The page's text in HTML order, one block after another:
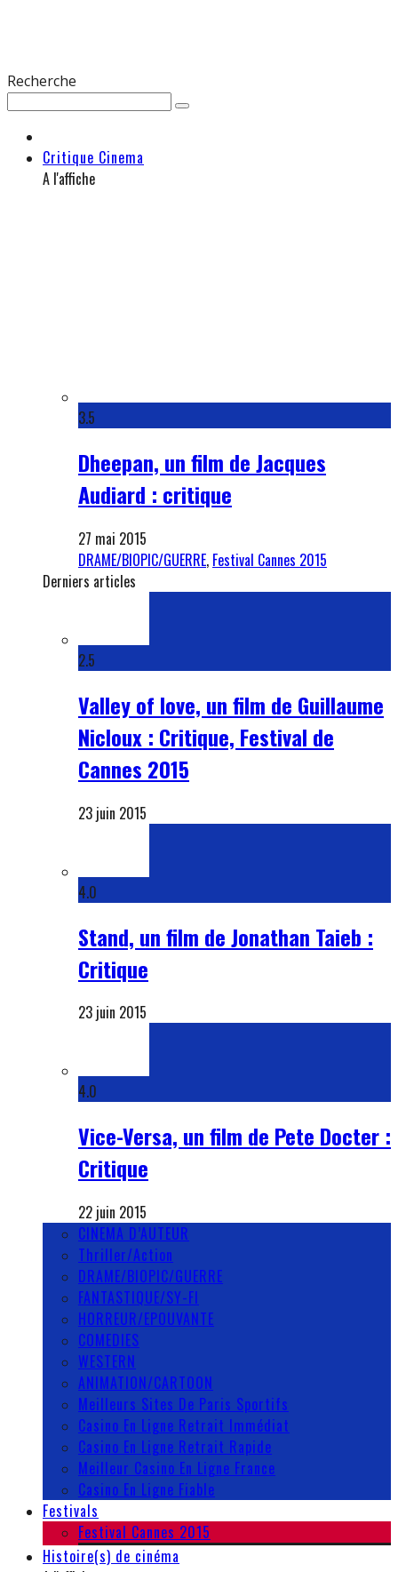
Recherche
Critique Cinema
A l'affiche
3.5
Dheepan, un film de Jacques
Audiard : critique
27 mai 2015
DRAME/BIOPIC/GUERRE, Festival Cannes 2015
Derniers articles
2.5
Valley of love, un film de Guillaume
Nicloux : Critique, Festival de
Cannes 2015
23 juin 2015
4.0
Stand, un film de Jonathan Taieb :
Critique
23 juin 2015
4.0
Vice-Versa, un film de Pete Docter :
Critique
22 juin 2015
CINEMA D’AUTEUR
Thriller/Action
DRAME/BIOPIC/GUERRE
FANTASTIQUE/SY-FI
HORREUR/EPOUVANTE
COMEDIES
WESTERN
ANIMATION/CARTOON
Meilleurs Sites De Paris Sportifs
Casino En Ligne Retrait Immédiat
Casino En Ligne Retrait Rapide
Meilleur Casino En Ligne France
Casino En Ligne Fiable
Festivals
Festival Cannes 2015
Histoire(s) de cinéma